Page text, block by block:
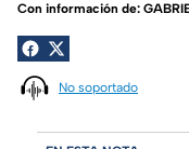
Con información de:
No soportado